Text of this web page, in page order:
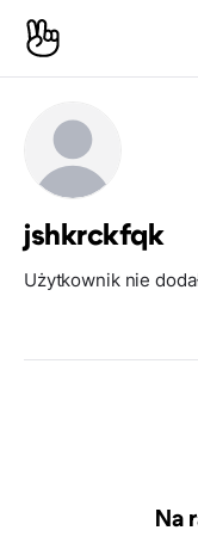
jshkrckfqk
Użytkownik nie
Na